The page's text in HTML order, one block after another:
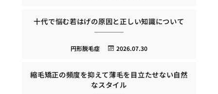
十代で悩む若はげの原因と正しい知識について
2026.07.30
円形脱毛症
縮毛矯正の頻度を抑えて薄毛を目立たせない自然
なスタイル